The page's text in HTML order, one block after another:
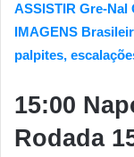
ASSISTIR Gre-Nal
IMAGENS
palpites,
15:00
Rodada